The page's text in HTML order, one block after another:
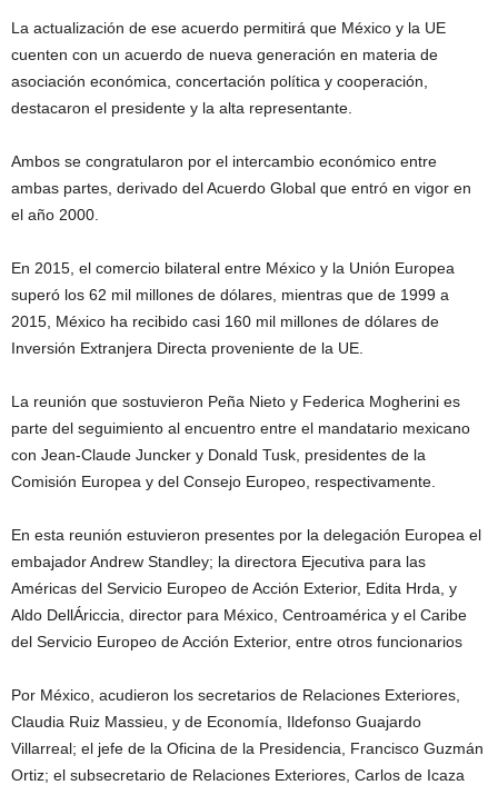
La actualización de ese acuerdo permitirá que México y la UE
cuenten con un acuerdo de nueva generación en materia de
asociación económica, concertación política y cooperación,
destacaron el presidente y la alta representante.
Ambos se congratularon por el intercambio económico entre
ambas partes, derivado del Acuerdo Global que entró en vigor en
el año 2000.
En 2015, el comercio bilateral entre México y la Unión Europea
superó los 62 mil millones de dólares, mientras que de 1999 a
2015, México ha recibido casi 160 mil millones de dólares de
Inversión Extranjera Directa proveniente de la UE.
La reunión que sostuvieron Peña Nieto y Federica Mogherini es
parte del seguimiento al encuentro entre el mandatario mexicano
con Jean-Claude Juncker y Donald Tusk, presidentes de la
Comisión Europea y del Consejo Europeo, respectivamente.
En esta reunión estuvieron presentes por la delegación Europea el
embajador Andrew Standley; la directora Ejecutiva para las
Américas del Servicio Europeo de Acción Exterior, Edita Hrda, y
Aldo DellÁriccia, director para México, Centroamérica y el Caribe
del Servicio Europeo de Acción Exterior, entre otros funcionarios
Por México, acudieron los secretarios de Relaciones Exteriores,
Claudia Ruiz Massieu, y de Economía, Ildefonso Guajardo
Villarreal; el jefe de la Oficina de la Presidencia, Francisco Guzmán
Ortiz; el subsecretario de Relaciones Exteriores, Carlos de Icaza